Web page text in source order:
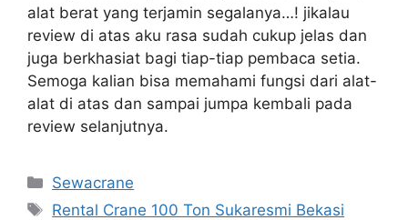
alat berat yang terjamin segalanya…! jikalau
review di atas aku rasa sudah cukup jelas dan
juga berkhasiat bagi tiap-tiap pembaca setia.
Semoga kalian bisa memahami fungsi dari alat-
alat di atas dan sampai jumpa kembali pada
review selanjutnya.
Categories
Sewacrane
Tags
Rental Crane 100 Ton Sukaresmi Bekasi